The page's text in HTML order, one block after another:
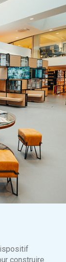
construire